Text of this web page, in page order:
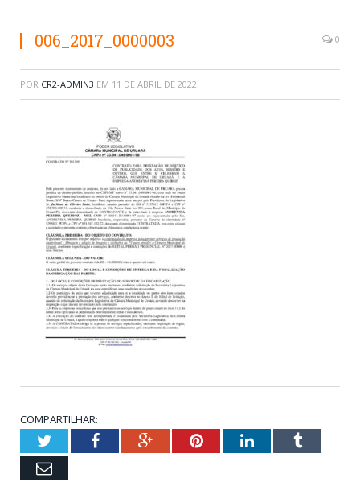
006_2017_0000003 0
POR CR2-ADMIN3 EM 11 DE ABRIL DE 2022
COMPARTILHAR:
TwitterFacebookGoogle+PinterestLinkedInTumblr
Email